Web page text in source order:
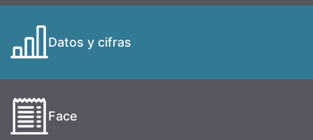
Datos y cifras
Face